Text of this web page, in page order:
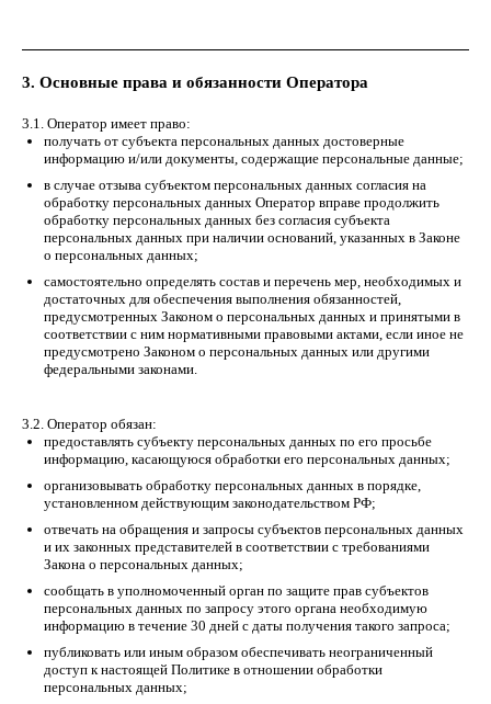
3. Основные права и обязанности Оператора
3.1. Оператор имеет право:
получать от субъекта персональных данных достоверные
информацию и/или документы, содержащие персональные данные;
в случае отзыва субъектом персональных данных согласия на
обработку персональных данных Оператор вправе продолжить
обработку персональных данных без согласия субъекта
персональных данных при наличии оснований, указанных в Законе
о персональных данных;
самостоятельно определять состав и перечень мер, необходимых и
достаточных для обеспечения выполнения обязанностей,
предусмотренных Законом о персональных данных и принятыми в
соответствии с ним нормативными правовыми актами, если иное не
предусмотрено Законом о персональных данных или другими
федеральными законами.
3.2. Оператор обязан:
предоставлять субъекту персональных данных по его просьбе
информацию, касающуюся обработки его персональных данных;
организовывать обработку персональных данных в порядке,
установленном действующим законодательством РФ;
отвечать на обращения и запросы субъектов персональных данных
и их законных представителей в соответствии с требованиями
Закона о персональных данных;
сообщать в уполномоченный орган по защите прав субъектов
персональных данных по запросу этого органа необходимую
информацию в течение 30 дней с даты получения такого запроса;
публиковать или иным образом обеспечивать неограниченный
доступ к настоящей Политике в отношении обработки
персональных данных;